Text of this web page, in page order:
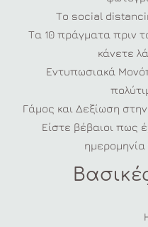
Το social
Τα 10 πράγματα πριν
κάνετε
Εντυπωσιακά
Γάμος και Δεξίωση
Είστε βέβαιοι πως